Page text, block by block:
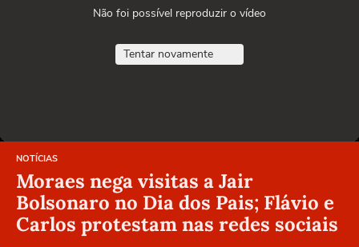
Não foi possível reproduzir o vídeo
Tentar novamente
NOTÍCIAS
Moraes nega visitas a Jair
Bolsonaro no Dia dos Pais; Flávio e
Carlos protestam nas redes sociais